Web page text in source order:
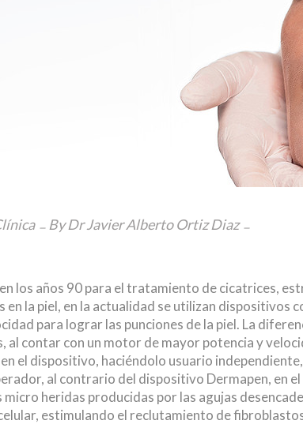
ByDr Javier Alberto Ortiz Diaz
los años 90 para el tratamiento de cicatrices,
en la piel, en la actualidad se utilizan
para lograr las punciones de la piel. La
al contar con un motor de mayor potencia y
el dispositivo, haciéndolo usuario
al contrario del dispositivo Dermapen, en
micro heridas producidas por las agujas
estimulando el reclutamiento de